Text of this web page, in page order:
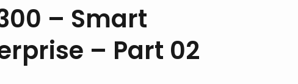
– Smart
– Part 02